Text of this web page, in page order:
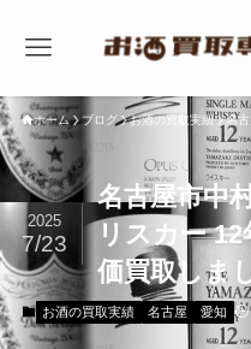
ホーム ブログ お酒の買取実績 名古
名古屋市中
リスカー
価買取しま
2025
7/23
お酒の買取実績 名古屋 愛知